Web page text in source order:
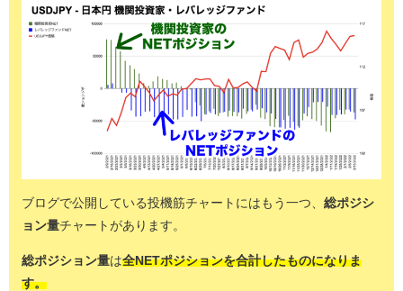
ブログで公開している投機筋チャートにはもう一つ、 総ポジシ
ョン量チャートがあります。
総ポジション量は全NETポジションを合計したものになりま
す。